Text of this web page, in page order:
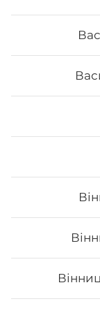
доставки
Популярність
обумовлена
їх
полюбляють
1. Це смачно.
неймовірно
для організму